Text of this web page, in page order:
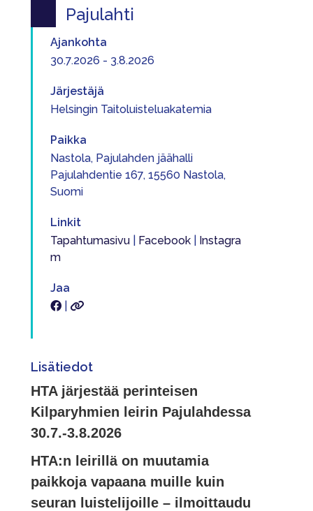
Pajulahti
Ajankohta
30.7.2026 - 3.8.2026
Järjestäjä
Helsingin Taitoluisteluakatemia
Paikka
Nastola, Pajulahden jäähalli
Pajulahdentie 167, 15560 Nastola,
Suomi
Linkit
Tapahtumasivu
Facebook
Instagra
m
Jaa
Lisätiedot
HTA järjestää perinteisen
Kilparyhmien leirin Pajulahdessa
30.7.-3.8.2026
HTA:n leirillä on muutamia
paikkoja vapaana muille kuin
seuran luistelijoille – ilmoittaudu